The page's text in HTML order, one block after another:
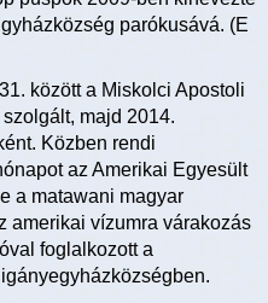
parókusává. (E
között a Miskolci Apostoli
majd 2014.
Közben rendi
az Amerikai Egyesült
a matawani magyar
amerikai vízumra várakozás
foglalkozott a